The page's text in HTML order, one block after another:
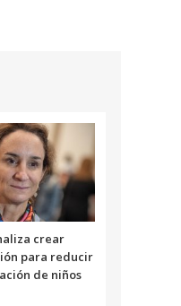
crear
para reducir
de niños